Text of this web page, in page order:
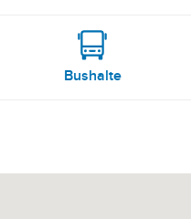
Bushalte